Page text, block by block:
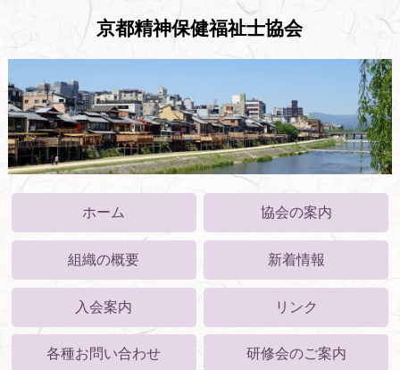
京都精神保健福祉士協会
ホーム 協会の案内
組織の概要 新着情報
入会案内 リンク
各種お問い合わせ 研修会のご案内